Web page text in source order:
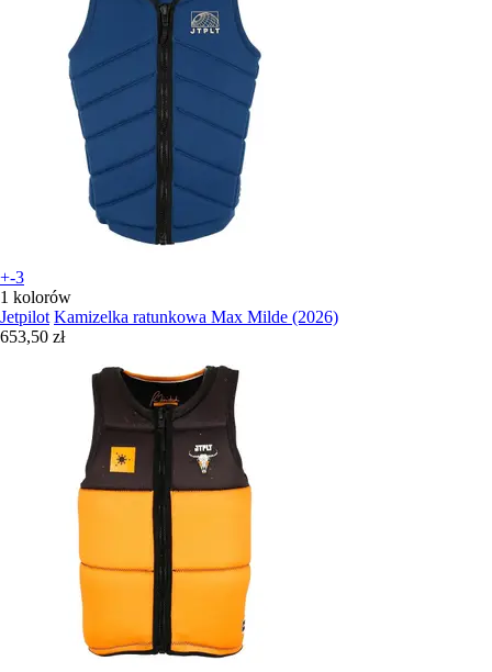
+-3
1 kolorów
Jetpilot Kamizelka ratunkowa Max Milde (2026)
653,50 zł